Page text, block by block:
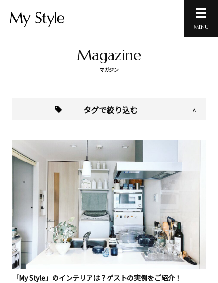
MENU
Magazine
マガジン
タグで絞り込む
「My Style」のインテリアは？ゲストの実例をご紹介！